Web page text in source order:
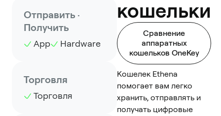
Отправить ·
Получить
App Hardware
Торговля
Торговля
кошельки
Сравнение
аппаратных
кошельков OneKey
Кошелек Ethena
помогает вам легко
хранить, отправлять и
получать цифровые